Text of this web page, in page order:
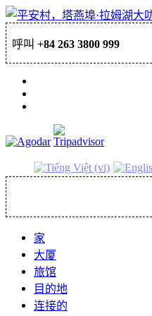
呼叫 +84 263 3800 999
家
大厦
旅馆
目的地
连接的